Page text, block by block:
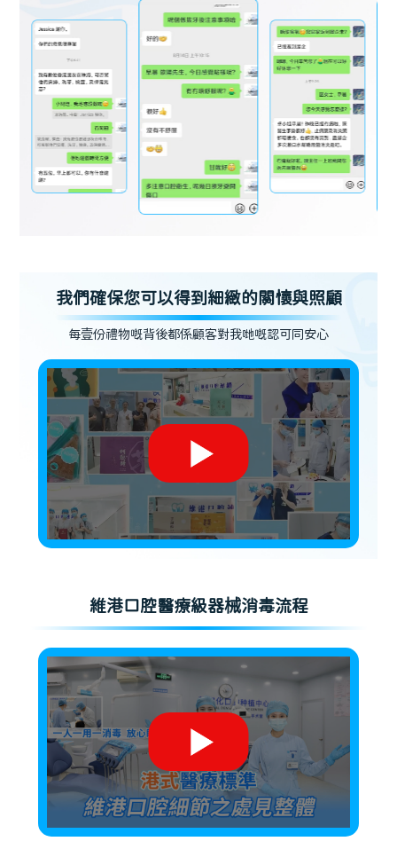
我們確保您可以得到細緻的關懷與照顧
每壹份禮物嘅背後都係顧客對我哋嘅認可同安心
維港口腔醫療級器械消毒流程